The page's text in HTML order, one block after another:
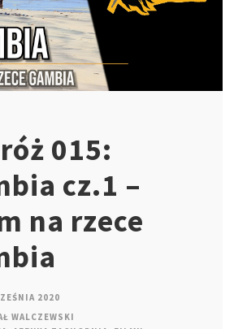
015:
cz.1 –
na rzece
2020
WALCZEWSKI